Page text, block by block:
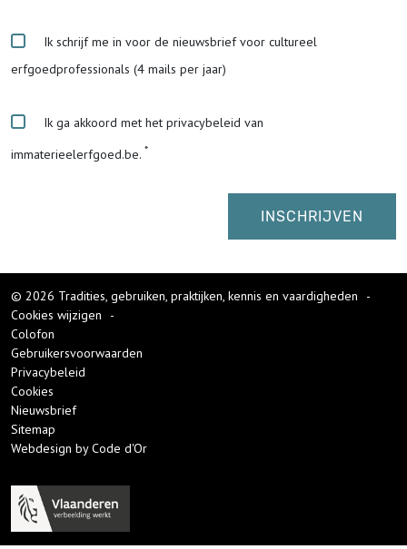
Ik schrijf me in voor de nieuwsbrief voor cultureel
erfgoedprofessionals (4 mails per jaar)
Ik ga akkoord met het privacybeleid van
immaterieelerfgoed.be.
© 2026 Tradities, gebruiken, praktijken, kennis en vaardigheden
-
Cookies wijzigen
-
Colofon
Gebruikersvoorwaarden
Privacybeleid
Cookies
Nieuwsbrief
Sitemap
Webdesign by Code d'Or